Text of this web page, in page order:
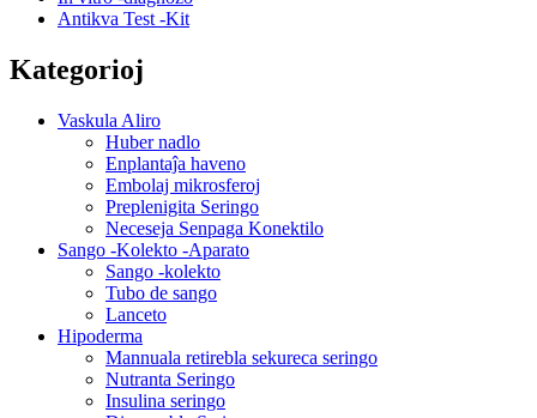
Antikva Test -Kit
Kategorioj
Vaskula Aliro
Huber nadlo
Enplantaĵa haveno
Embolaj mikrosferoj
Preplenigita Seringo
Neceseja Senpaga Konektilo
Sango -Kolekto -Aparato
Sango -kolekto
Tubo de sango
Lanceto
Hipoderma
Mannuala retirebla sekureca seringo
Nutranta Seringo
Insulina seringo